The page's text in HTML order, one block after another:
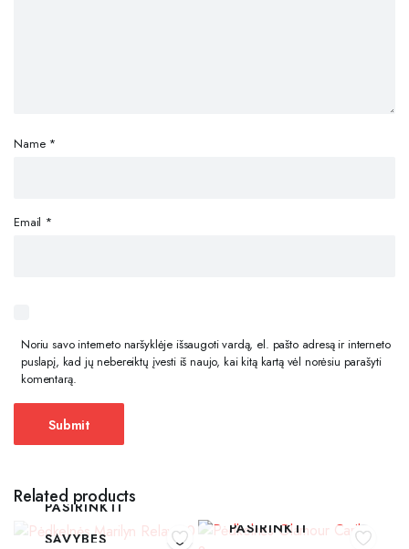
Name *
Email *
Noriu savo interneto naršyklėje išsaugoti vardą, el. pašto adresą ir interneto
puslapį, kad jų nebereiktų įvesti iš naujo, kai kitą kartą vėl norėsiu parašyti
komentarą.
Related products
PASIRINKTI
SAVYBES
PASIRINKTI